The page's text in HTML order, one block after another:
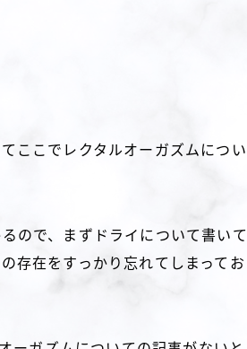
ここでレクタルオーガズムについ
ので、まずドライについて書いて
存在をすっかり忘れてしまってお